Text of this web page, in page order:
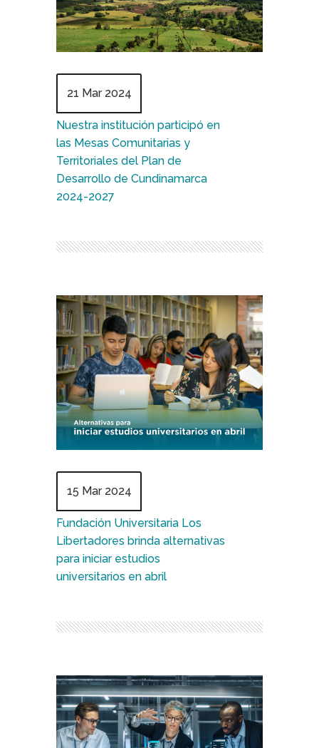
21 Mar 2024
Nuestra institución participó en
las Mesas Comunitarias y
Territoriales del Plan de
Desarrollo de Cundinamarca
2024-2027
15 Mar 2024
Fundación Universitaria Los
Libertadores brinda alternativas
para iniciar estudios
universitarios en abril